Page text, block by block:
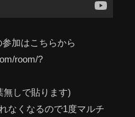
加はこちらから
room/?
無しで貼ります)
なくなるので1度マルチ